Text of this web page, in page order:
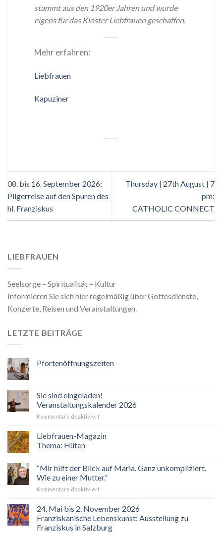
stammt aus den 1920er Jahren und wurde
eigens für das Kloster Liebfrauen geschaffen.
Mehr erfahren:
Liebfrauen
Kapuziner
08. bis 16. September 2026:
Pilgerreise auf den Spuren des
hl. Franziskus
Thursday | 27th August | 7
pm:
CATHOLIC CONNECT
LIEBFRAUEN
Seelsorge – Spiritualität – Kultur
Informieren Sie sich hier regelmäßig über Gottesdienste,
Konzerte, Reisen und Veranstaltungen.
LETZTE BEITRÄGE
Pfortenöffnungszeiten
Sie sind eingeladen!
Veranstaltungskalender 2026
Kommentare deaktiviertfür
sind
Liebfrauen-Magazin
Thema: Hüten
“Mir hilft der Blick auf Maria. Ganz unkompliziert.
Wie zu einer Mutter.”
Kommentare deaktiviertfür
hilft
Blick
auf
24. Mai bis 2. November 2026
Franziskanische Lebenskunst: Ausstellung zu
Franziskus in Salzburg